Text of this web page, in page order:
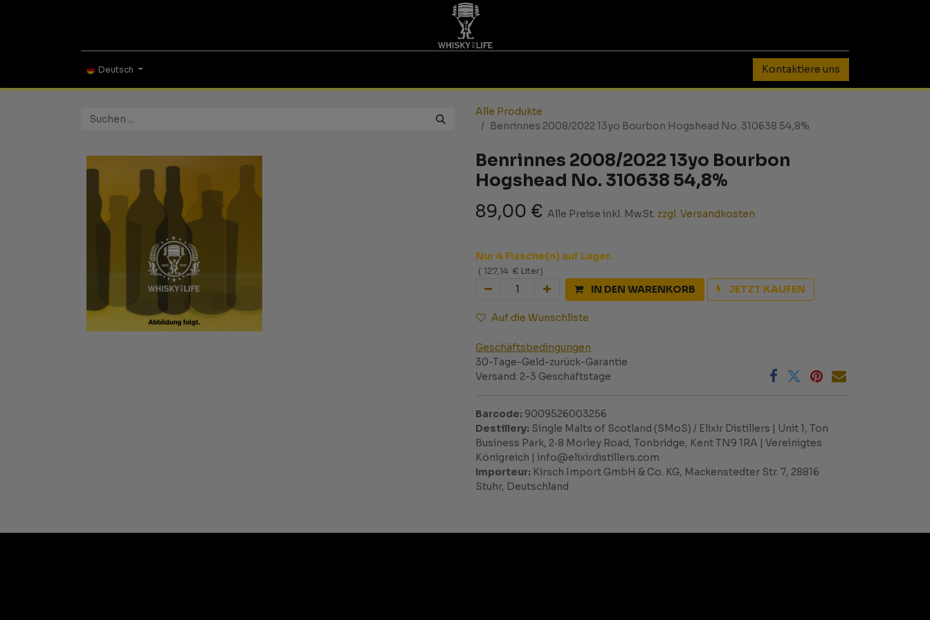
Deutsch Kontaktiere uns
Alle Produkte
Benrinnes 2008/2022 13yo Bourbon Hogshead No. 310638 54,8%
Benrinnes 2008/2022 13yo Bourbon
Hogshead No. 310638 54,8%
89,00 € Alle Preise inkl. MwSt. zzgl. Versandkosten
Nur 4 Flasche(n) auf Lager.
( 127,14 € Liter)
IN DEN WARENKORB JETZT KAUFEN
Auf die Wunschliste
Geschäftsbedingungen
30-Tage-Geld-zurück-Garantie
Versand: 2-3 Geschäftstage
Barcode: 9009526003256
Destillery: Single Malts of Scotland (SMoS) / Elixir Distillers | Unit 1, Ton
Business Park, 2‑8 Morley Road, Tonbridge, Kent TN9 1RA | Vereinigtes
Königreich | info@elixirdistillers.com
Importeur: Kirsch Import GmbH & Co. KG, Mackenstedter Str. 7, 28816
Stuhr, Deutschland